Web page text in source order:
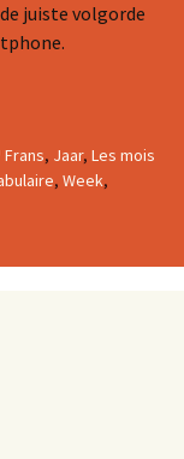
juiste volgorde
Frans, Jaar, Les mois
, Week,